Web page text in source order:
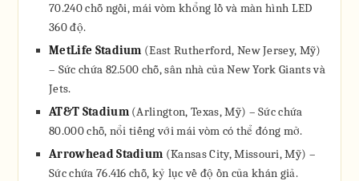
70.240 chỗ ngồi, mái vòm khổng lồ và màn hình LED
360 độ.
MetLife Stadium (East Rutherford, New Jersey, Mỹ)
– Sức chứa 82.500 chỗ, sân nhà của New York Giants và
Jets.
AT&T Stadium(Arlington, Texas, Mỹ) – Sức chứa
80.000 chỗ, nổi tiếng với mái vòm có thể đóng mở.
Arrowhead Stadium (Kansas City, Missouri, Mỹ) –
Sức chứa 76.416 chỗ, kỷ lục về độ ồn của khán giả.